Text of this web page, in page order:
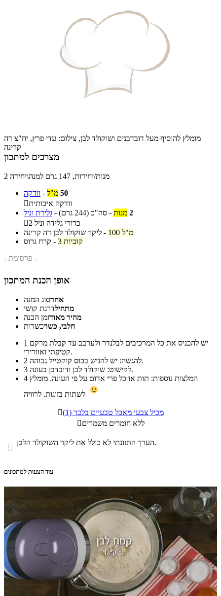
מומלץ להוסיף מעל דובדבנים ושוקולד לבן, צילום: עדי פרץ, יח"צ דה
קרינה
מצרכים למתכון
2 מנות/יחידות, 147 גרם למנה\יחידה
וודקה - 50 מ"ל
וודקה איכותית
גלידת וניל - 2 מנות - סה"כ (244 גרם)

2 כדורי גלידה וניל
ליקר שוקולד לבן דה קרינה -
100 מ"ל
קרח גרוס -
3 קוביות
- פרסומת -
אופן הכנת המתכון
אחרסוג המנה
מתחילדרגת קושי
מהיר מאודזמן הכנה
חלבי, כשרכשרות
1
קטיפתי ואוורירי.
2
להגשה: יש להגיש בכוס קוקטייל גבוהה.
3
לקישוט: שוקולד לבן ודובדבן בעונה.
4

מכיל צבעי מאכל טבעיים בלבד (1)
ללא חומרים משמרים
 הערך התזונתי לא כולל את ליקר השוקולד הלבן.
עוד הצעות למתכונים